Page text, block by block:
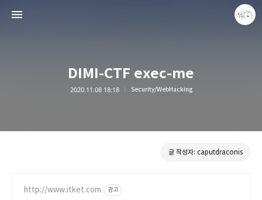
DIMI-CTF exec-me
2020.11.08 18:18 Security/WebHacking
글 작성자: caputdraconis
http://www.itket.com 광고
caputdraconis